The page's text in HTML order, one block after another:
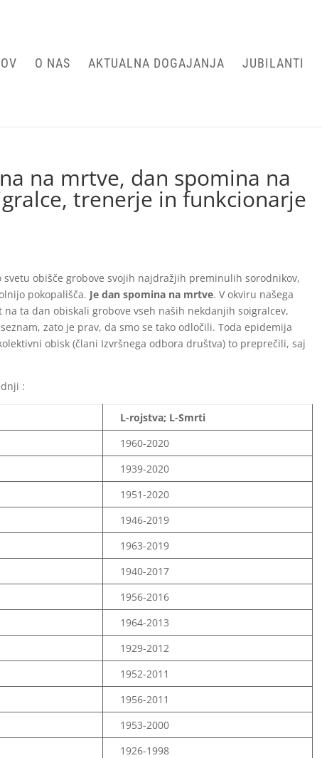
O NAS AKTUALNA DOGAJANJA JUBILANTI
na mrtve, dan spomina na
trenerje in funkcionarje
obišče grobove svojih najdražjih preminulih sorodnikov,
pokopališča. Je dan spomina na mrtve. V okviru našega
ta dan obiskali grobove vseh naših nekdanjih soigralcev,
zato je prav, da smo se tako odločili. Toda epidemija
obisk (člani Izvršnega odbora društva) to preprečili, saj
:
L-rojstva; L-Smrti
1960-2020
1939-2020
1951-2020
1946-2019
1963-2019
1940-2017
1956-2016
1964-2013
1929-2012
1952-2011
1956-2011
1953-2000
1926-1998